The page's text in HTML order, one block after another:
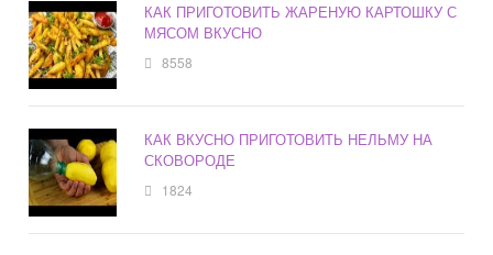
КАК ПРИГОТОВИТЬ ЖАРЕНУЮ КАРТОШКУ С
МЯСОМ ВКУСНО
8558
КАК ВКУСНО ПРИГОТОВИТЬ НЕЛЬМУ НА
СКОВОРОДЕ
1824